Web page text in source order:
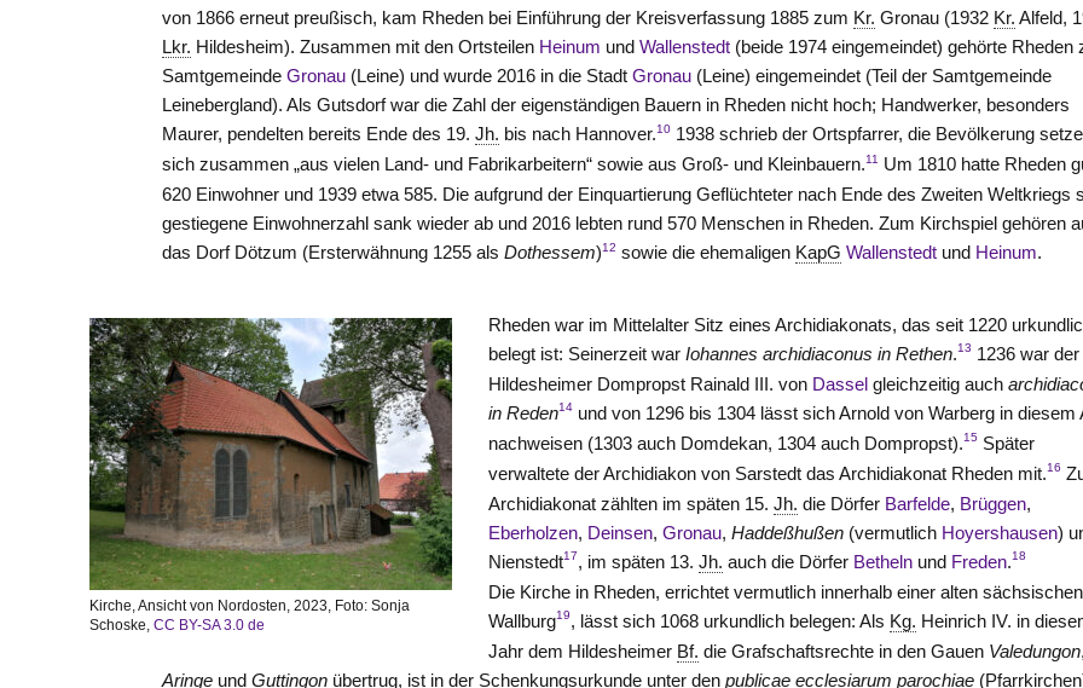
von 1866 erneut preußisch, kam Rheden bei Einführung der Kreisverfassung 1885 zum Kr. Gronau (1932 Kr. Alfeld,
Lkr. Hildesheim). Zusammen mit den Ortsteilen Heinum undWallenstedt (beide 1974 eingemeindet) gehörte Rheden
SamtgemeindeGronau (Leine) und wurde 2016 in die StadtGronau (Leine) eingemeindet (Teil der Samtgemeinde
Leinebergland). Als Gutsdorf war die Zahl der eigenständigen Bauern in Rheden nicht hoch; Handwerker, besonders
Maurer, pendelten bereits Ende des 19.Jh. bis nach Hannover.10 1938 schrieb der Ortspfarrer, die Bevölkerung setze
sich zusammen „aus vielen Land- und Fabrikarbeitern“ sowie aus Groß- und Kleinbauern.11
Um 1810 hatte Rheden
620 Einwohner und 1939 etwa 585. Die aufgrund der Einquartierung Geflüchteter nach Ende des Zweiten Weltkriegs
gestiegene Einwohnerzahl sank wieder ab und 2016 lebten rund 570 Menschen in Rheden. Zum Kirchspiel gehören
das Dorf Dötzum (Ersterwähnung 1255 alsDothessem)12 sowie die ehemaligen KapG Wallenstedt und Heinum.
Kirche, Ansicht von Nordosten, 2023, Foto: Sonja
Schoske,CC BY-SA 3.0 de
Rheden war im Mittelalter Sitz eines Archidiakonats, das seit 1220
belegt ist: Seinerzeit warIohannes archidiaconus in Rethen.13 1236 war der
Hildesheimer Dompropst Rainald III. von Dassel gleichzeitig auch
in Reden14 und von 1296 bis 1304 lässt sich Arnold von Warberg in diesem
nachweisen (1303 auch Domdekan, 1304 auch Dompropst).15 Später
verwaltete der Archidiakon von Sarstedt das Archidiakonat Rheden mit.16
Archidiakonat zählten im späten 15.Jh. die Dörfer Barfelde, Brüggen,
Eberholzen, Deinsen,Gronau,Haddeßhußen (vermutlich Hoyershausen)
Nienstedt17, im späten 13.Jh. auch die Dörfer Betheln und Freden.18
Die Kirche in Rheden, errichtet vermutlich innerhalb einer alten sächsischen
Wallburg19, lässt sich 1068 urkundlich belegen: Als Kg. Heinrich IV. in
Jahr dem Hildesheimer Bf. die Grafschaftsrechte in den Gauen Valedungon,
Aringe undGuttingon übertrug, ist in der Schenkungsurkunde unter denpublicae ecclesiarum parochiae